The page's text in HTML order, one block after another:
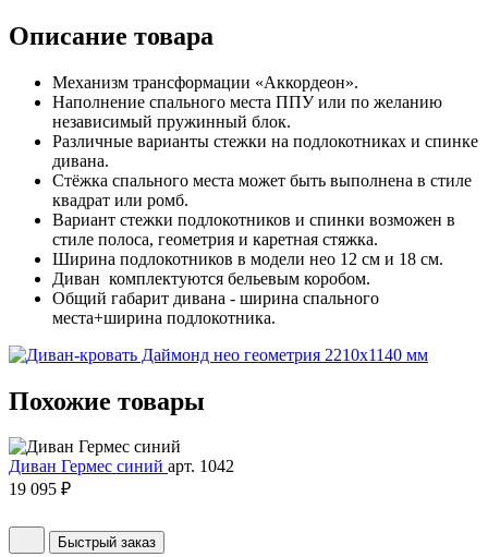
Описание товара
Механизм трансформации «Аккордеон».
Наполнение спального места ППУ или по желанию
независимый пружинный блок.
Различные варианты стежки на подлокотниках и спинке
дивана.
Стёжка спального места может быть выполнена в стиле
квадрат или ромб.
Вариант стежки подлокотников и спинки возможен в
стиле полоса, геометрия и каретная стяжка.
Ширина подлокотников в модели нео 12 см и 18 см.
Диван комплектуются бельевым коробом.
Общий габарит дивана - ширина спального
места+ширина подлокотника.
Похожие товары
Диван Гермес синий арт. 1042
19 095 ₽
Быстрый заказ